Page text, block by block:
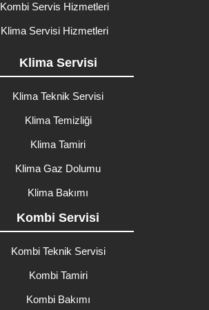
Kombi Servis Hizmetleri
Klima Servisi Hizmetleri
Klima Servisi
Klima Teknik Servisi
Klima Temizliği
Klima Tamiri
Klima Gaz Dolumu
Klima Bakımı
Kombi Servisi
Kombi Teknik Servisi
Kombi Tamiri
Kombi Bakımı